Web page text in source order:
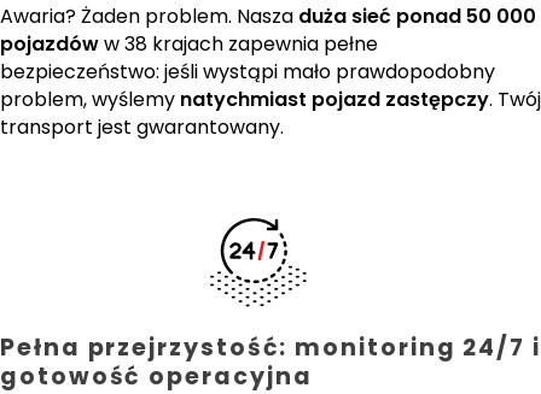
Awaria? Żaden problem. Nasza duża sieć ponad 50 000
pojazdóww 38 krajach zapewnia pełne
bezpieczeństwo: jeśli wystąpi mało prawdopodobny
problem, wyślemy natychmiast pojazd zastępczy. Twój
transport jest gwarantowany.
Pełna przejrzystość: monitoring 24/7 i
gotowość operacyjna